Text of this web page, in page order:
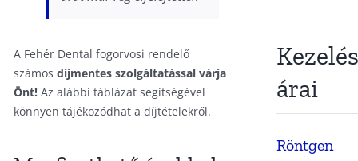
A Fehér Dental fogorvosi rendelő
számos díjmentes szolgáltatással várja
Önt! Az alábbi táblázat segítségével
könnyen tájékozódhat a díjtételekről.
árai
Röntgen